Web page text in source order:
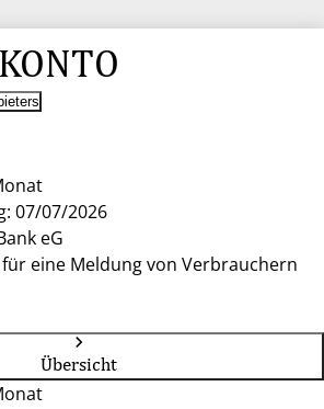
07/07/2026
eG
eine Meldung von Verbrauchern
Übersicht